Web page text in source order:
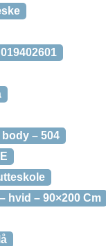
– 504
hvid – 90×200 Cm